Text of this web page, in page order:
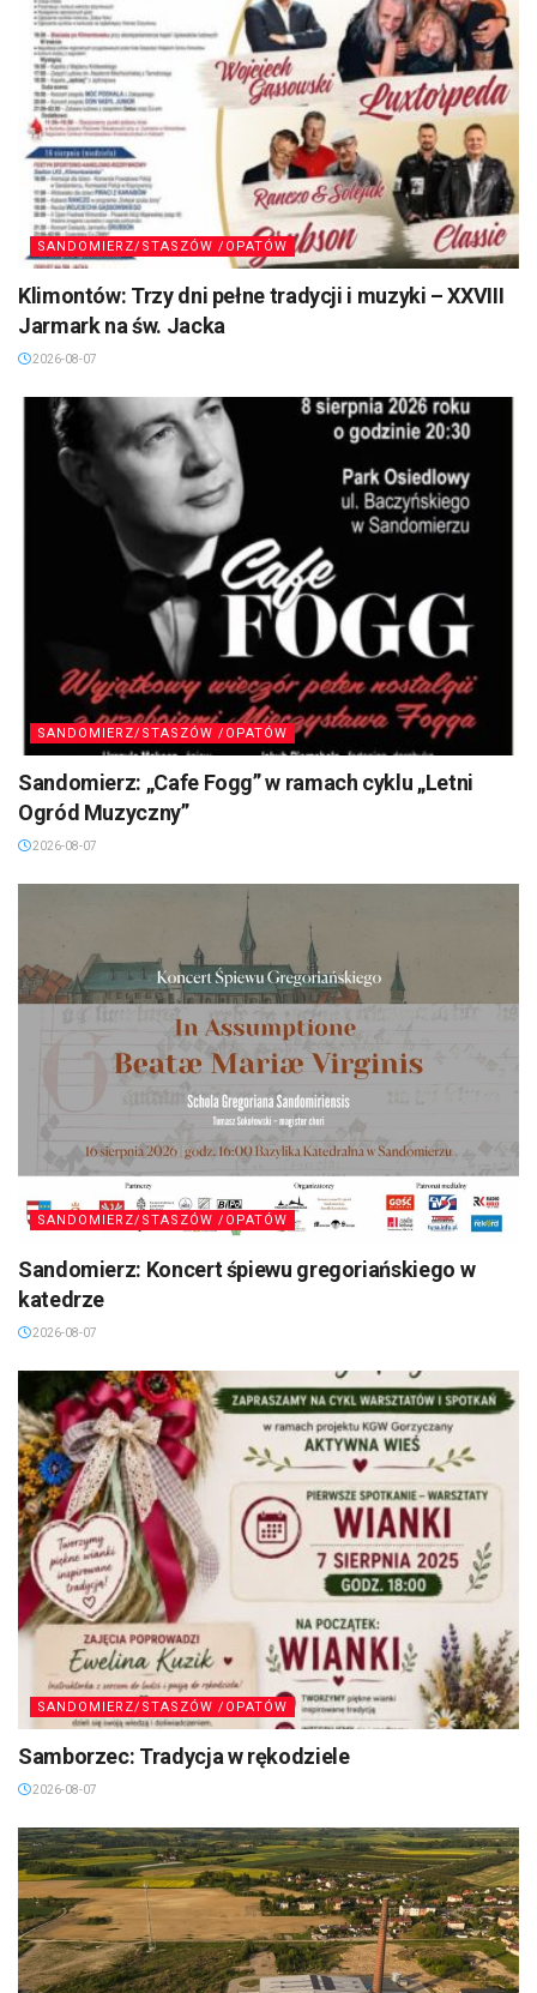
SANDOMIERZ/STASZÓW /OPATÓW
Klimontów: Trzy dni pełne tradycji i muzyki – XXVIII
Jarmark na św. Jacka
2026-08-07
SANDOMIERZ/STASZÓW /OPATÓW
Sandomierz: „Cafe Fogg” w ramach cyklu „Letni
Ogród Muzyczny”
2026-08-07
SANDOMIERZ/STASZÓW /OPATÓW
Sandomierz: Koncert śpiewu gregoriańskiego w
katedrze
2026-08-07
SANDOMIERZ/STASZÓW /OPATÓW
Samborzec: Tradycja w rękodziele
2026-08-07